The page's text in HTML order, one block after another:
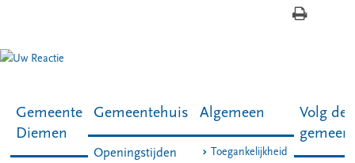
Gemeente
Diemen
Gemeentehuis
Openingstijden
Algemeen
Toegankelijkheid
Volg de